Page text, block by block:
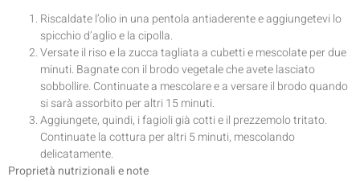
Riscaldate l’olio in una pentola antiaderente e aggiungetevi lo
spicchio d’aglio e la cipolla.
Versate il riso e la zucca tagliata a cubetti e mescolate per due
minuti. Bagnate con il brodo vegetale che avete lasciato
sobbollire. Continuate a mescolare e a versare il brodo quando
si sarà assorbito per altri 15 minuti.
Aggiungete, quindi, i fagioli già cotti e il prezzemolo tritato.
Continuate la cottura per altri 5 minuti, mescolando
delicatamente.
Proprietà nutrizionali e note